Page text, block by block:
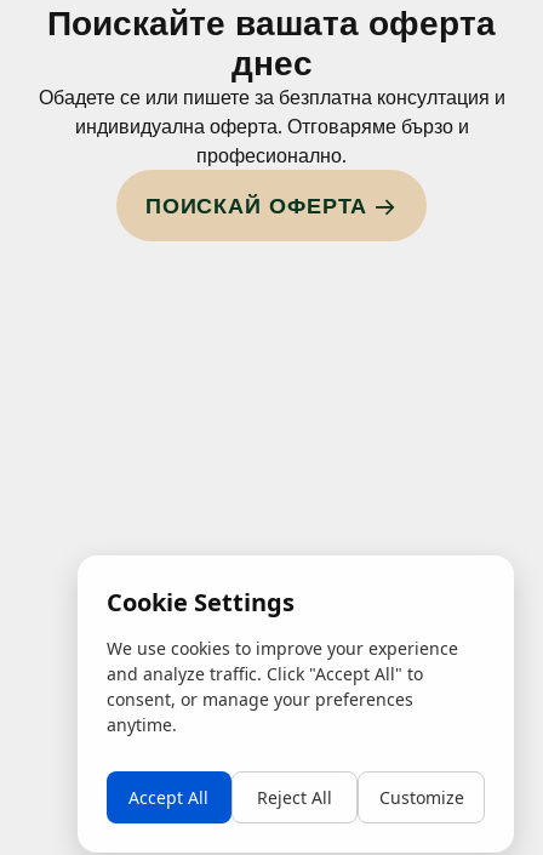
Поискайте вашата оферта
днес
Обадете се или пишете за безплатна консултация и
индивидуална оферта. Отговаряме бързо и
професионално.
ПОИСКАЙ ОФЕРТА →
Cookie Settings
We use cookies to improve your experience
and analyze traffic. Click "Accept All" to
consent, or manage your preferences
anytime.
Accept All Reject All Customize